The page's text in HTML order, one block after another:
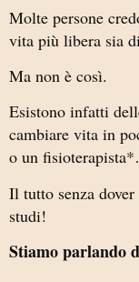
Molte persone
vita più libera sia
Ma non è così.
Esistono infatti
cambiare vita in
o un
Il tutto senza
studi!
Stiamo parlando